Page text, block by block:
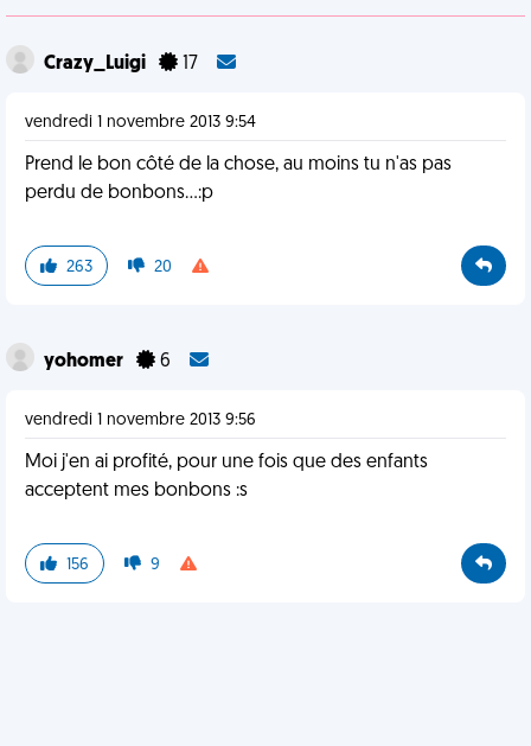
Crazy_Luigi 17
vendredi 1 novembre 2013 9:54
Prend le bon côté de la chose, au moins tu n'as pas
perdu de bonbons...:p
263 20
yohomer 6
vendredi 1 novembre 2013 9:56
Moi j'en ai profité, pour une fois que des enfants
acceptent mes bonbons :s
156 9